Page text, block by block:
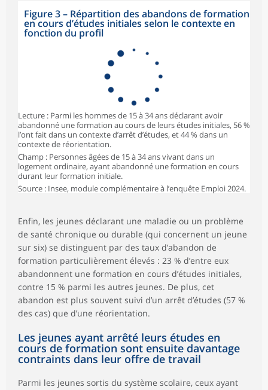
Figure 3 – Répartition des abandons de formation
en cours d’études initiales selon le contexte en
fonction du profil
Lecture : Parmi les hommes de 15 à 34 ans déclarant avoir
abandonné une formation au cours de leurs études initiales, 56 %
l’ont fait dans un contexte d’arrêt d’études, et 44 % dans un
contexte de réorientation.
Champ : Personnes âgées de 15 à 34 ans vivant dans un
logement ordinaire, ayant abandonné une formation en cours
durant leur formation initiale.
Source : Insee, module complémentaire à l’enquête Emploi 2024.
Enfin, les jeunes déclarant une maladie ou un problème
de santé chronique ou durable (qui concernent un jeune
sur six) se distinguent par des taux d’abandon de
formation particulièrement élevés : 23 % d’entre eux
abandonnent une formation en cours d’études initiales,
contre 15 % parmi les autres jeunes. De plus, cet
abandon est plus souvent suivi d’un arrêt d’études (57 %
des cas) que d’une réorientation.
Les jeunes ayant arrêté leurs études en
cours de formation sont ensuite davantage
contraints dans leur offre de travail
Parmi les jeunes sortis du système scolaire, ceux ayant